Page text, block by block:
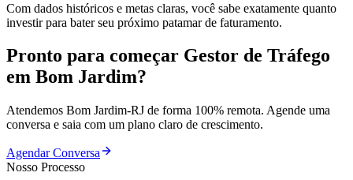
Com dados históricos e metas claras, você sabe exatamente quanto
investir para bater seu próximo patamar de faturamento.
Pronto para começar Gestor de Tráfego
em Bom Jardim?
Atendemos Bom Jardim-RJ de forma 100% remota. Agende uma
conversa e saia com um plano claro de crescimento.
Agendar Conversa
Nosso Processo